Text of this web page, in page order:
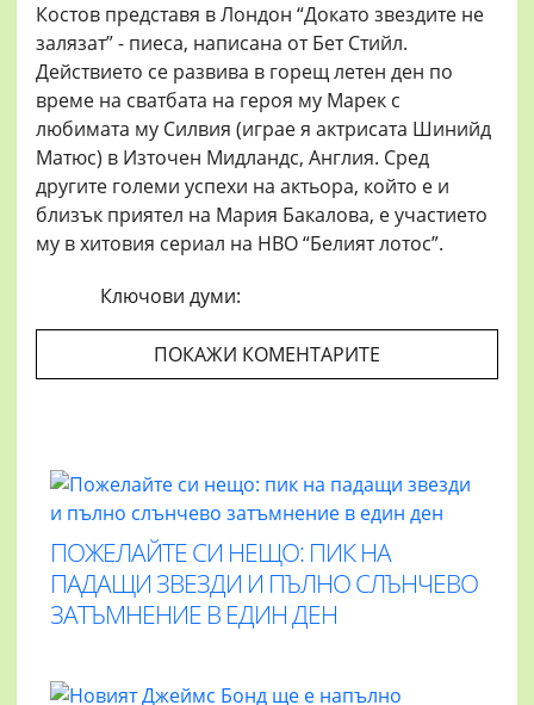
Костов представя в Лондон “Докато звездите не
залязат” - пиеса, написана от Бет Стийл.
Действието се развива в горещ летен ден по
време на сватбата на героя му Марек с
любимата му Силвия (играе я актрисата Шинийд
Матюс) в Източен Мидландс, Англия. Сред
другите големи успехи на актьора, който е и
близък приятел на Мария Бакалова, е участието
му в хитовия сериал на НВО “Белият лотос”.
Ключови думи:
ПОКАЖИ КОМЕНТАРИТЕ
ПОЖЕЛАЙТЕ СИ НЕЩО: ПИК НА
ПАДАЩИ ЗВЕЗДИ И ПЪЛНО СЛЪНЧЕВО
ЗАТЪМНЕНИЕ В ЕДИН ДЕН